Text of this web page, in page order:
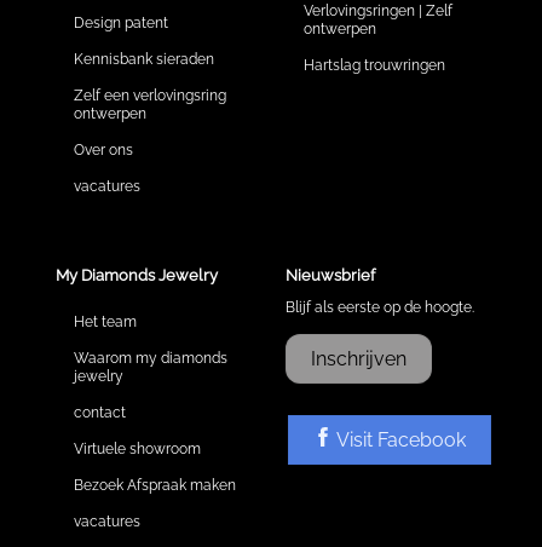
Design patent
Kennisbank sieraden
Zelf een verlovingsring
ontwerpen
Over ons
vacatures
Verlovingsringen | Zelf
ontwerpen
Hartslag trouwringen
My Diamonds Jewelry
Het team
Waarom my diamonds
jewelry
contact
Virtuele showroom
Bezoek Afspraak maken
vacatures
Nieuwsbrief
Blijf als eerste op de hoogte.
Inschrijven
Visit Facebook